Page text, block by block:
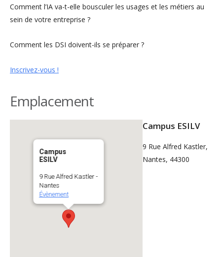
Comment l’IA va-t-elle bousculer les usages et les métiers au
sein de votre entreprise ?
Comment les DSI doivent-ils se préparer ?
Inscrivez-vous !
Emplacement
Campus
ESILV
9 Rue Alfred Kastler -
Nantes
Évènement
Campus ESILV
9 Rue Alfred Kastler,
Nantes, 44300